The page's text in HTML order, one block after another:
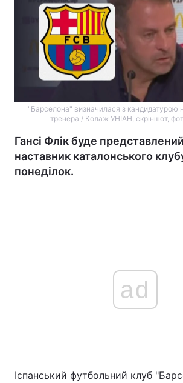
"Барселона" визначилася з кандидатурою
тренера / Колаж УНІАН, скріншот,
Гансі Флік буде
наставник каталонського
понеділок.
ad
Іспанський футбольний клуб